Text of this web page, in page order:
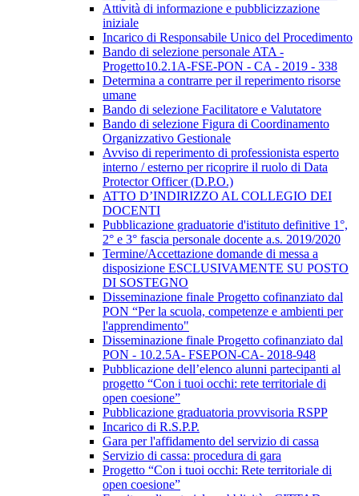
Attività di informazione e pubblicizzazione
iniziale
Incarico di Responsabile Unico del Procedimento
Bando di selezione personale ATA -
Progetto10.2.1A-FSE-PON - CA - 2019 - 338
Determina a contrarre per il reperimento risorse
umane
Bando di selezione Facilitatore e Valutatore
Bando di selezione Figura di Coordinamento
Organizzativo Gestionale
Avviso di reperimento di professionista esperto
interno / esterno per ricoprire il ruolo di Data
Protector Officer (D.P.O.)
ATTO D’INDIRIZZO AL COLLEGIO DEI
DOCENTI
Pubblicazione graduatorie d'istituto definitive 1°,
2° e 3° fascia personale docente a.s. 2019/2020
Termine/Accettazione domande di messa a
disposizione ESCLUSIVAMENTE SU POSTO
DI SOSTEGNO
Disseminazione finale Progetto cofinanziato dal
PON “Per la scuola, competenze e ambienti per
l'apprendimento"
Disseminazione finale Progetto cofinanziato dal
PON - 10.2.5A- FSEPON-CA- 2018-948
Pubblicazione dell’elenco alunni partecipanti al
progetto “Con i tuoi occhi: rete territoriale di
open coesione”
Pubblicazione graduatoria provvisoria RSPP
Incarico di R.S.P.P.
Gara per l'affidamento del servizio di cassa
Servizio di cassa: procedura di gara
Progetto “Con i tuoi occhi: Rete territoriale di
open coesione”